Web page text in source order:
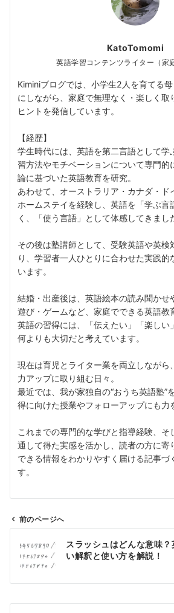
KatoTomomi
英語学習コンテンツライター（家
Kiminiブログでは、小学生2人を育てる
にしながら、家庭で無理なく・楽しく取
ヒントを発信しています。
【経歴】
学生時代には、英語を第二言語として学
習方法やモチベーションについて専門的
論に基づいた英語教育を研究。
あわせて、オーストラリア・カナダ・ド
ホームステイを経験し、英語を「学ぶ言
く、「使う言語」として体感してきまし
その後は塾講師として、受験英語や英検
り、学習者一人ひとりに合わせた実践的
います。
結婚・出産後は、英語絵本の読み聞かせ
遊び・ゲームなど、家庭でできる英語教
英語の習得には、「伝えたい」「楽しい
何よりも大切だと考えています。
現在は育児とライター業を両立しながら
力アップに取り組む日々。
最近では、我が家独自の“おうち英語塾”
得に向けた授業やフォローアップにも力
これまでの専門的な学びと指導経験、そ
通して得た実感を活かし、読者の方に寄
できる情報をわかりやすく届ける記事づ
す。
前のページへ
スラッシュはどんな意味
い解釈と使い方を解説！